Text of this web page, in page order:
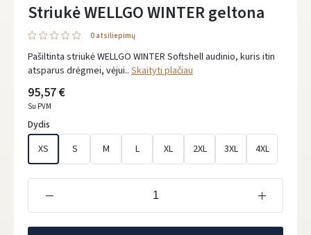
Striukė WELLGO WINTER geltona
0 atsiliepimų
Pašiltinta striukė WELLGO WINTER Softshell audinio, kuris itin
atsparus drėgmei, vėjui.. Skaityti plačiau
95,57 €
Su PVM
Dydis
XS
S M L XL 2XL 3XL 4XL